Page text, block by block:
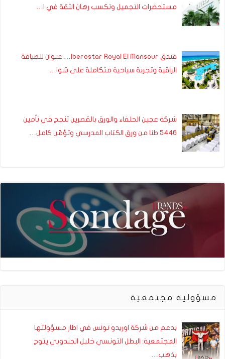
مستحضرات التجميل وتكسب رهان الثقة في ا…
فندق Iberostar Royal El Mansour… عنوان للضيافة
الراقية وتجربة سياحية متكاملة على شوا…
شركة عجين الحلفاء والورق بالقصرين تنجح في تأمين
5446 طنا من ورق الكتاب المدرسي وتؤمّن كامل…
مسؤولية مجتمعية
بدعم من شركة اوريدو تونس في اطار مسؤولتها
المجتمعية: البطل التونسي خليل الجندوبي يتوج
بذهب…